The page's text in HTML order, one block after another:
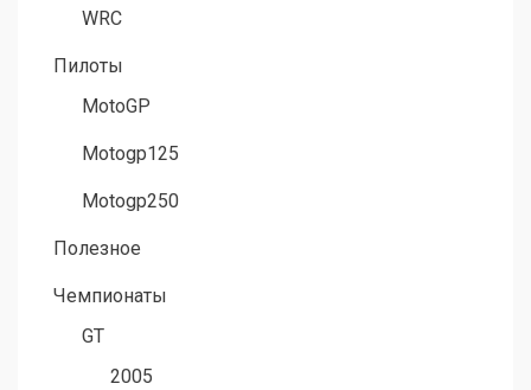
WRC
Пилоты
MotoGP
Motogp125
Motogp250
Полезное
Чемпионаты
GT
2005